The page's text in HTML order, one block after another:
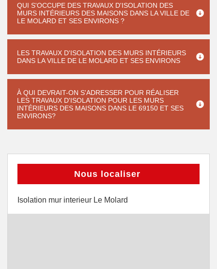
QUI S'OCCUPE DES TRAVAUX D'ISOLATION DES
MURS INTÉRIEURS DES MAISONS DANS LA VILLE DE
LE MOLARD ET SES ENVIRONS ?
LES TRAVAUX D'ISOLATION DES MURS INTÉRIEURS
DANS LA VILLE DE LE MOLARD ET SES ENVIRONS
À QUI DEVRAIT-ON S'ADRESSER POUR RÉALISER
LES TRAVAUX D'ISOLATION POUR LES MURS
INTÉRIEURS DES MAISONS DANS LE 69150 ET SES
ENVIRONS?
Nous localiser
Isolation mur interieur Le Molard